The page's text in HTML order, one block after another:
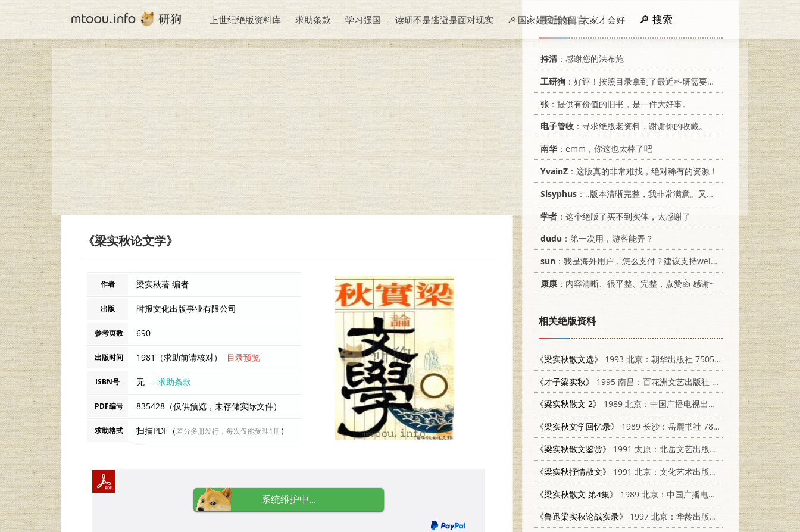
上世纪绝版资料库 求助条款 学习强国 读研不是逃避是面对现实 ☭ 国家好民族好，大家才会好 搜索
《梁实秋论文学》
作者 梁实秋著 编者
出版 时报文化出版事业有限公司
参考页数 690
出版时间 1981（求助前请核对） 目录预览
ISBN号 无 —求助条款
PDF编号 835428（仅供预览，未存储实际文件）
求助格式 扫描PDF（若分多册发行，每次仅能受理1册）
系统维护中...
最近的留言
持清 ：感谢您的法布施
工研狗 ：好评！按照目录拿到了最近科研需要的材料！
张 ：提供有价值的旧书，是一件大好事。
电子管收 ：寻求绝版老资料，谢谢你的收藏。
南华：emm，你这也太棒了吧
YvainZ ：这版真的非常难找，绝对稀有的资源！
Sisyphus ：..版本清晰完整，我非常满意。又及，这本《话语的真相》...
学者 ：这个绝版了买不到实体，太感谢了
dudu ：第一次用，游客能弄？
sun ：我是海外用户，怎么支付？建议支持weixin支付
康康 ：内容清晰、很平整、完整，点赞👍 感谢~
相关绝版资料
《梁实秋散文选》
1993 北京：朝华出版社 7505402242
《才子梁实秋》
1995 南昌：百花洲文艺出版社 7805795878
《梁实秋散文 2》
1989 北京：中国广播电视出版社 7504302333
《梁实秋文学回忆录》
1989 长沙：岳麓书社 7805201374
《梁实秋散文鉴赏》
1991 太原：北岳文艺出版社 7537805725
《梁实秋抒情散文》
1991 北京：文化艺术出版社 7503909420
《梁实秋散文 第4集》
1989 北京：中国广播电视出版社 7504302430
《鲁迅梁实秋论战实录》
1997 北京：华龄出版社 7800828107